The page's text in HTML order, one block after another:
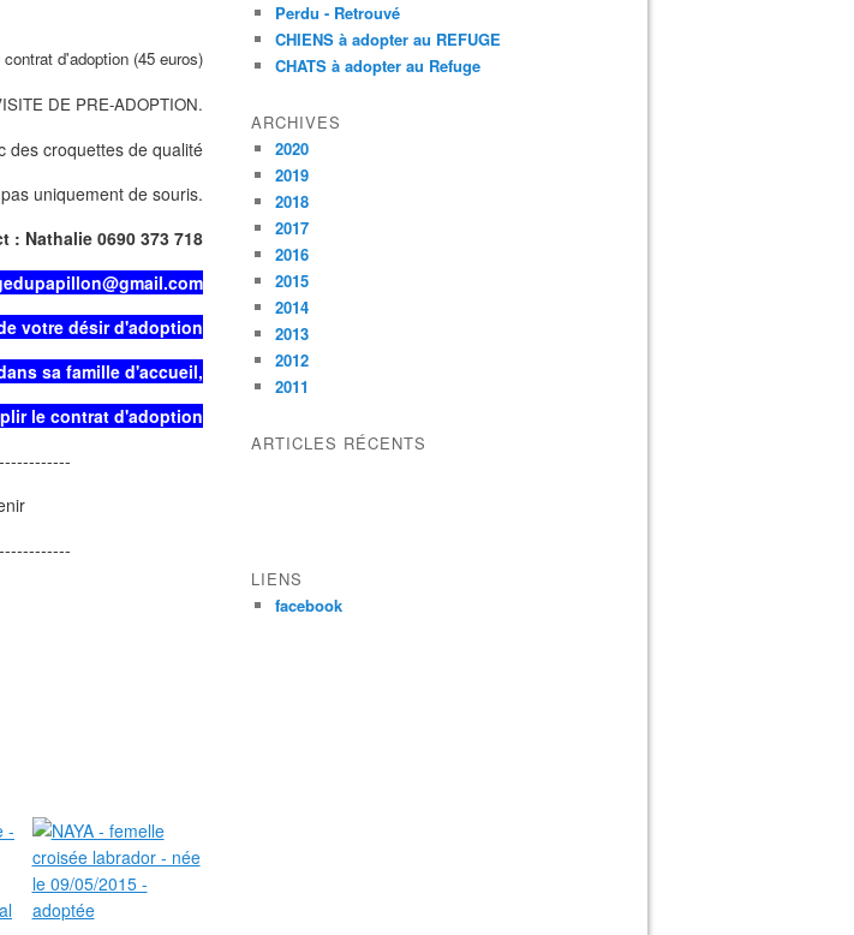
d'adoption (45 euros)
DE PRE-ADOPTION.
des croquettes de qualité
uniquement de souris.
: Nathalie 0690 373 718
votre désir d'adoption
sa famille d'accueil,
le contrat d'adoption
Perdu - Retrouvé
CHIENS à adopter au REFUGE
CHATS à adopter au Refuge
ARCHIVES
2020
2019
2018
2017
2016
2015
2014
2013
2012
2011
ARTICLES RÉCENTS
LIENS
facebook